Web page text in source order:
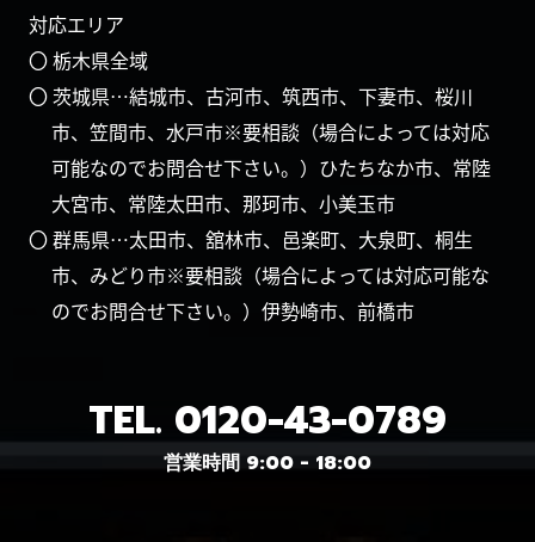
対応エリア
〇 栃木県全域
〇 茨城県…結城市、古河市、筑西市、下妻市、桜川
市、笠間市、水戸市※要相談（場合によっては対応
可能なのでお問合せ下さい。）ひたちなか市、常陸
大宮市、常陸太田市、那珂市、小美玉市
〇 群馬県…太田市、舘林市、邑楽町、大泉町、桐生
市、みどり市※要相談（場合によっては対応可能な
のでお問合せ下さい。）伊勢崎市、前橋市
TEL. 0120-43-0789
営業時間 9:00 - 18:00